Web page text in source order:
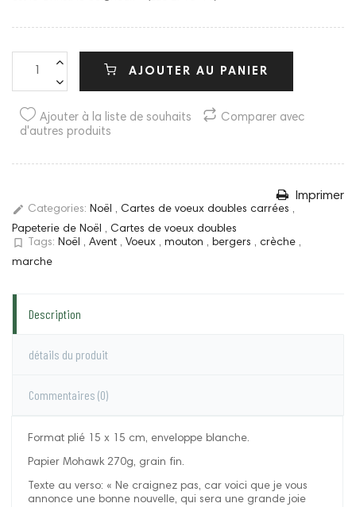
AJOUTER AU PANIER
Ajouter à la liste de souhaits
Comparer avec
d'autres produits
Imprimer
edit Categories: Noël , Cartes de voeux doubles carrées ,
Papeterie de Noël , Cartes de voeux doubles
bookmark_border Tags: Noël , Avent , Voeux , mouton , bergers , crèche ,
marche
Description
détails du produit
Commentaires (0)
Format plié 15 x 15 cm, enveloppe blanche.
Papier Mohawk 270g, grain fin.
Texte au verso: « Ne craignez pas, car voici que je vous
annonce une bonne nouvelle, qui sera une grande joie